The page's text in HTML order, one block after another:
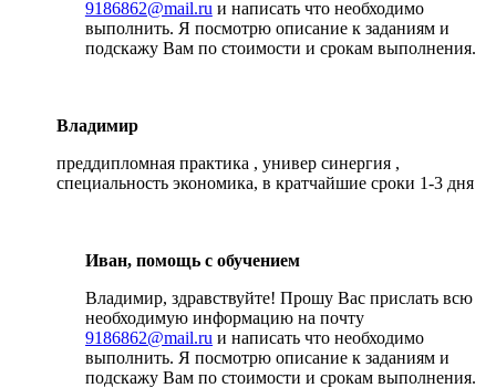
9186862@mail.ru и написать что необходимо
выполнить. Я посмотрю описание к заданиям и
подскажу Вам по стоимости и срокам выполнения.
Владимир
преддипломная практика , универ синергия ,
специальность экономика, в кратчайшие сроки 1-3 дня
Иван, помощь с обучением
Владимир, здравствуйте! Прошу Вас прислать всю
необходимую информацию на почту
9186862@mail.ru и написать что необходимо
выполнить. Я посмотрю описание к заданиям и
подскажу Вам по стоимости и срокам выполнения.